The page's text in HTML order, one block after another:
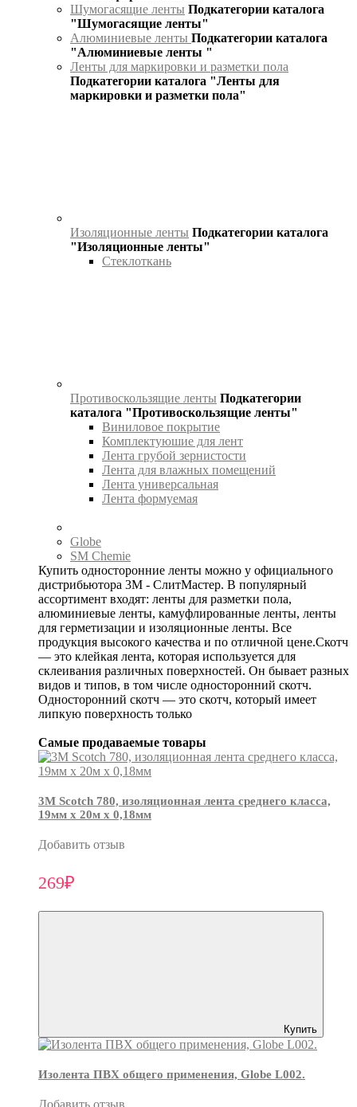
Шумогасящие ленты Подкатегории каталога
"Шумогасящие ленты"
Алюминиевые ленты Подкатегории каталога
"Алюминиевые ленты "
Ленты для маркировки и разметки пола
Подкатегории каталога "Ленты для
маркировки и разметки пола"
Изоляционные ленты Подкатегории каталога
"Изоляционные ленты"
Стеклоткань
Противоскользящие ленты Подкатегории
каталога "Противоскользящие ленты"
Виниловое покрытие
Комплектуюшие для лент
Лента грубой зернистости
Лента для влажных помещений
Лента универсальная
Лента формуемая
Globe
SM Chemie
Купить односторонние ленты можно у официального
дистрибьютора 3М - СлитМастер. В популярный
ассортимент входят: ленты для разметки пола,
алюминиевые ленты, камуфлированные ленты, ленты
для герметизации и изоляционные ленты. Все
продукция высокого качества и по отличной цене.Скотч
— это клейкая лента, которая используется для
склеивания различных поверхностей. Он бывает разных
видов и типов, в том числе односторонний скотч.
Односторонний скотч — это скотч, который имеет
липкую поверхность только
Самые продаваемые товары
3М Scotch 780, изоляционная лента среднего класса,
19мм х 20м х 0,18мм
Добавить отзыв
269₽
Купить
Изолента ПВХ общего применения, Globe L002.
Добавить отзыв